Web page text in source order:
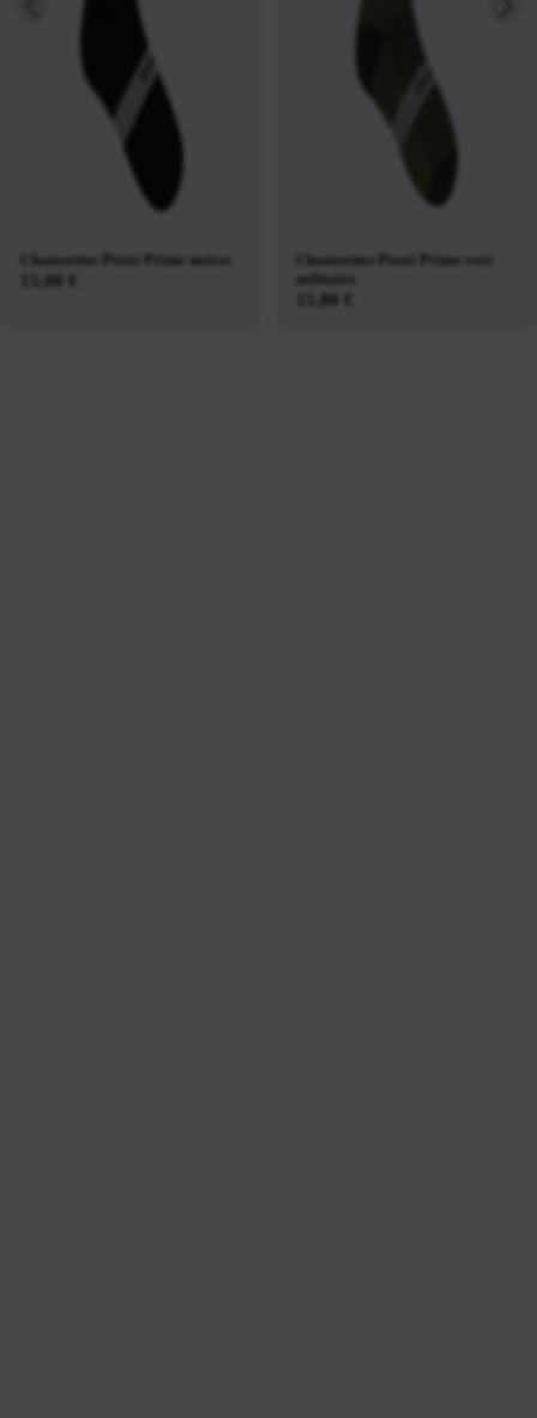
Chaussettes Pissei Prime noires
15,00 €
Chaussettes Pissei Prime vert
militaire
15,00 €